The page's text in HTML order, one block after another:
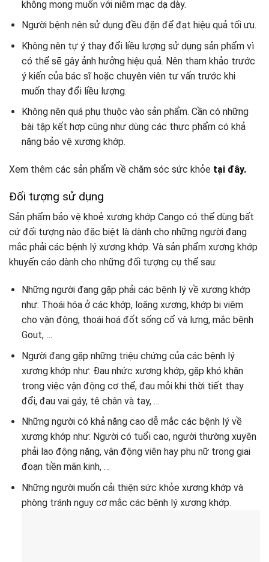
không mong muốn với niêm mạc dạ dày.
Người bệnh nên sử dụng đều đặn để đạt hiệu quả tối ưu.
Không nên tự ý thay đổi liều lượng sử dụng sản phẩm vì
có thể sẽ gây ảnh hưởng hiệu quả. Nên tham khảo trước
ý kiến của bác sĩ hoặc chuyên viên tư vấn trước khi
muốn thay đổi liều lượng.
Không nên quá phụ thuộc vào sản phẩm. Cần có những
bài tập kết hợp cũng như dùng các thực phẩm có khả
năng bảo vệ xương khớp.
Xem thêm các sản phẩm về chăm sóc sức khỏe tại đây.
Đối tượng sử dụng
Sản phẩm bảo vệ khoẻ xương khớp Cango có thể dùng bất
cứ đối tượng nào đặc biệt là dành cho những người đang
mắc phải các bệnh lý xương khớp. Và sản phẩm xương khớp
khuyến cáo dành cho những đối tượng cụ thể sau:
Những người đang gặp phải các bệnh lý về xương khớp
như: Thoái hóa ở các khớp, loãng xương, khớp bị viêm
cho vận động, thoái hoá đốt sống cổ và lưng, mắc bệnh
Gout, …
Người đang gặp những triệu chứng của các bệnh lý
xương khớp như: Đau nhức xương khớp, gặp khó khăn
trong việc vận động cơ thể, đau mỏi khi thời tiết thay
đổi, đau vai gáy, tê chân và tay, …
Những người có khả năng cao dễ mắc các bệnh lý về
xương khớp như: Người có tuổi cao, người thường xuyên
phải lao động nặng, vận động viên hay phụ nữ trong giai
đoạn tiền mãn kinh, …
Những người muốn cải thiện sức khỏe xương khớp và
phòng tránh nguy cơ mắc các bệnh lý xương khớp.